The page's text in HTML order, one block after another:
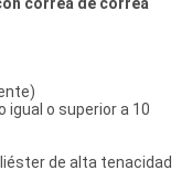
correa de correa
igual o superior a 10
de alta tenacidad